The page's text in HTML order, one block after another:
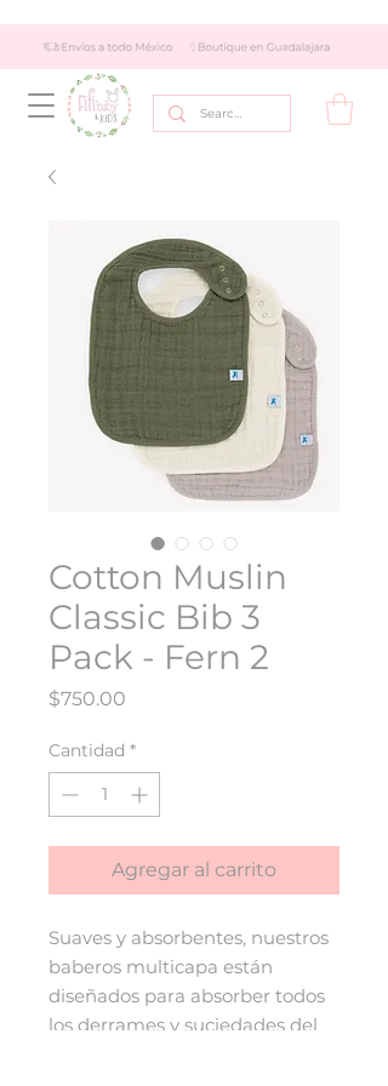
Cotton Muslin
Classic Bib 3
Pack - Fern 2
$750.00
Cantidad *
Agregar al carrito
Suaves y absorbentes, nuestros
baberos multicapa están
diseñados para absorber todos
los derrames y suciedades del